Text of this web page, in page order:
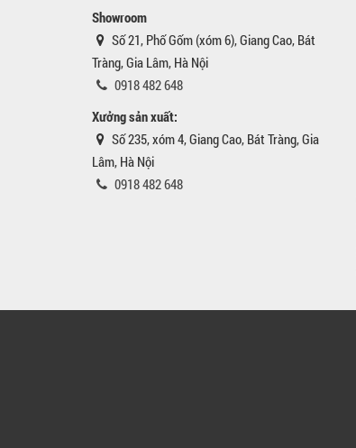
Showroom
Số 21, Phố Gốm (xóm 6), Giang Cao, Bát
Tràng, Gia Lâm, Hà Nội
0918 482 648
Xưởng sản xuất:
Số 235, xóm 4, Giang Cao, Bát Tràng, Gia
Lâm, Hà Nội
0918 482 648